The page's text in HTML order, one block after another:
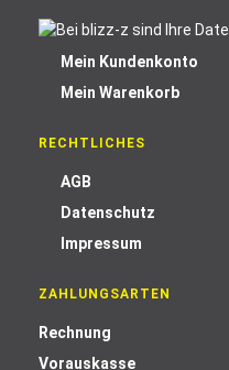
Mein Kundenkonto
Mein Warenkorb
RECHTLICHES
AGB
Datenschutz
Impressum
ZAHLUNGSARTEN
Rechnung
Vorauskasse